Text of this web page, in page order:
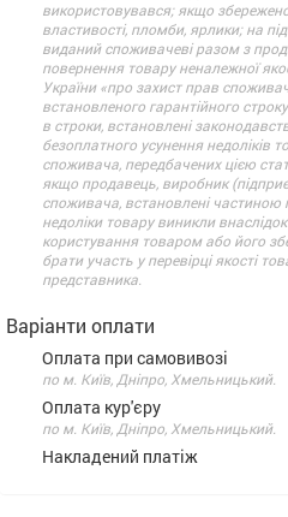
використовувався; якщо
властивості, пломби, ярлики; на
виданий споживачеві разом з
повернення товару неналежної
України «про захист прав
встановленого гарантійного
в строки, встановлені
безоплатного усунення недоліків
споживача, передбачених цією
якщо продавець, виробник
споживача, встановлені частиною
недоліки товару виникли
користування товаром або його
брати участь у перевірці якості
представника.
Варіанти оплати
Оплата при самовивозі
по м. Київ, Дніпро, Хмельницький.
Оплата кур'єру
по м. Київ, Дніпро, Хмельницький.
Накладений платіж